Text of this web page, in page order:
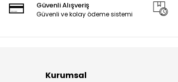
Güvenli Alışveriş
Güvenli ve kolay ödeme sistemi
Kurumsal